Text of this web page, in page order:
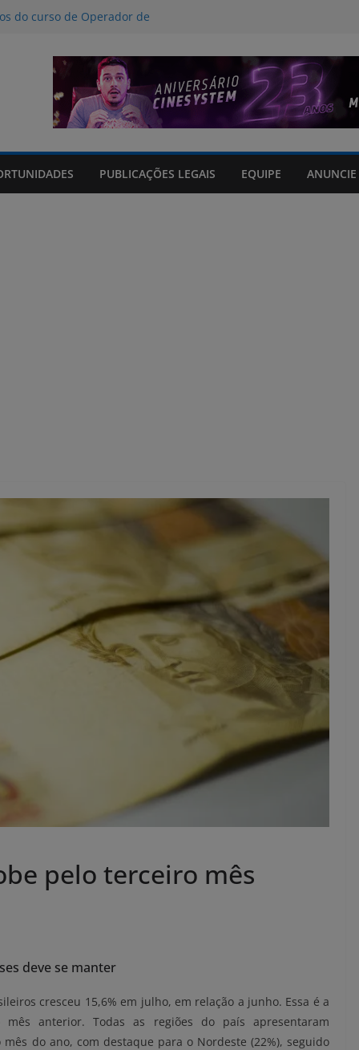
do curso de Operador de
poucas chances de cura para o
climático, portaria suspende
FURG até sexta (7) pela manhã
PUBLICAÇÕES LEGAIS EQUIPE ANUNCIE
pelo terceiro mês
deve se manter
cresceu 15,6% em julho, em relação a junho. Essa é a
anterior. Todas as regiões do país apresentaram
do ano, com destaque para o Nordeste (22%), seguido